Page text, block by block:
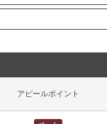
アピールポイント